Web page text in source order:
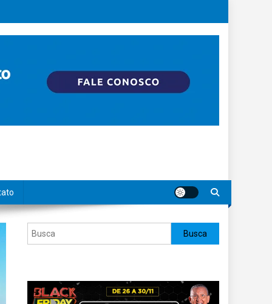
Pesquisar Busca